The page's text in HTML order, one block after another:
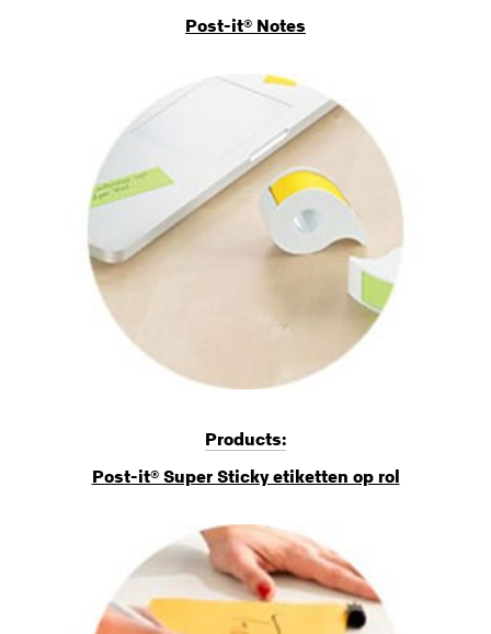
Post-it® Notes
Products:
Post-it® Super Sticky etiketten op rol